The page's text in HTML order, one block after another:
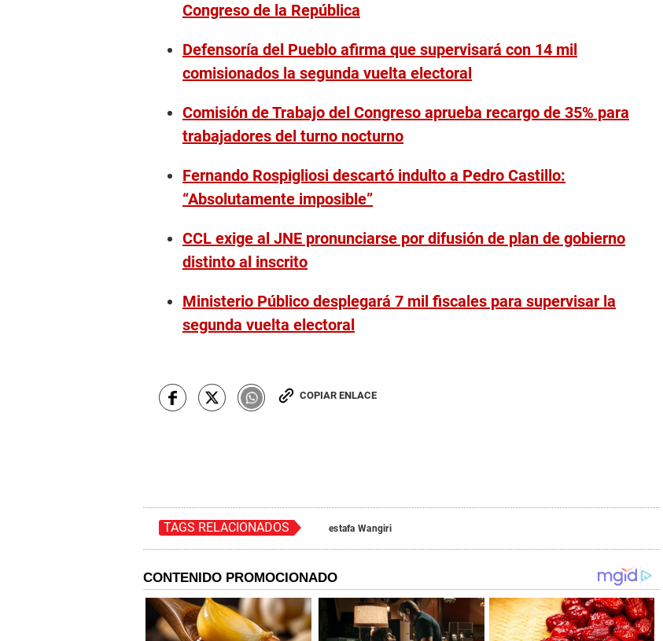
Congreso de la República
Defensoría del Pueblo afirma que supervisará con 14 mil
comisionados la segunda vuelta electoral
Comisión de Trabajo del Congreso aprueba recargo de 35% para
trabajadores del turno nocturno
Fernando Rospigliosi descartó indulto a Pedro Castillo:
“Absolutamente imposible”
CCL exige al JNE pronunciarse por difusión de plan de gobierno
distinto al inscrito
Ministerio Público desplegará 7 mil fiscales para supervisar la
segunda vuelta electoral
COPIAR ENLACE
TAGS RELACIONADOS estafa Wangiri